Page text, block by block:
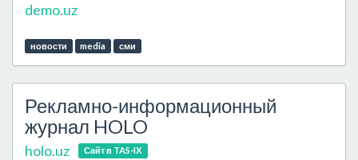
demo.uz
новости media сми
Рекламно-информационный
журнал HOLO
holo.uz Сайт в TAS-IX